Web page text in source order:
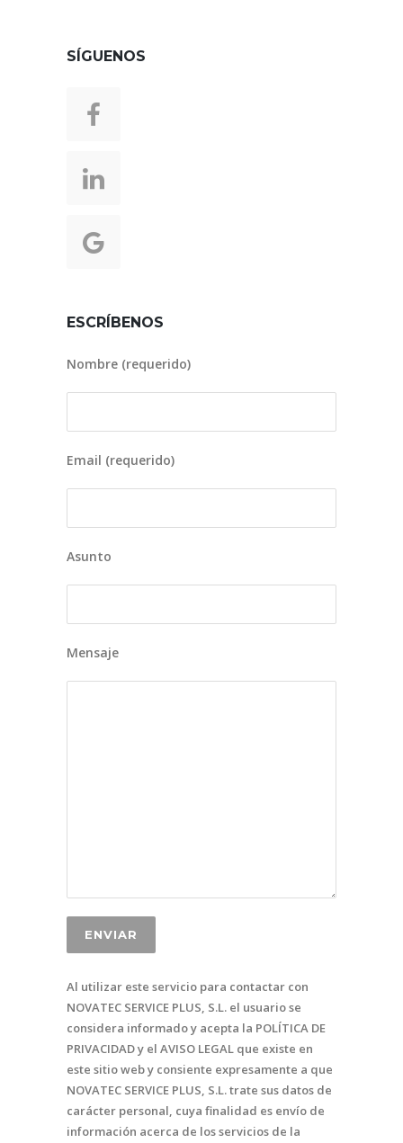
SÍGUENOS
ESCRÍBENOS
Nombre (requerido)
Email (requerido)
Asunto
Mensaje
Al utilizar este servicio para contactar con
NOVATEC SERVICE PLUS, S.L. el usuario se
considera informado y acepta la POLÍTICA DE
PRIVACIDAD y el AVISO LEGAL que existe en
este sitio web y consiente expresamente a que
NOVATEC SERVICE PLUS, S.L. trate sus datos de
carácter personal, cuya finalidad es envío de
información acerca de los servicios de la